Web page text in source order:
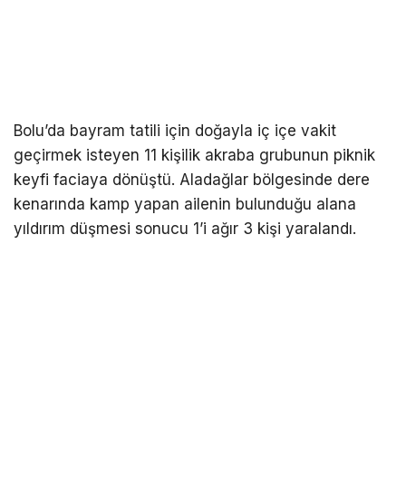
Bolu’da bayram tatili için doğayla iç içe vakit
geçirmek isteyen 11 kişilik akraba grubunun piknik
keyfi faciaya dönüştü. Aladağlar bölgesinde dere
kenarında kamp yapan ailenin bulunduğu alana
yıldırım düşmesi sonucu 1’i ağır 3 kişi yaralandı.